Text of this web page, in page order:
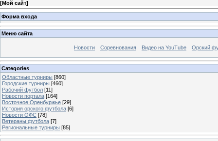
[Мой сайт]
Форма входа
Меню сайта
Новости Соревнования Видео на YouTube Орский
Categories
Областные турниры [860]
Городские турниры [460]
Рабочий футбол [11]
Новости портала [164]
Восточное Оренбуржье [29]
История орского футбола [6]
Новости ОФС [78]
Ветераны футбола [7]
Региональные турниры [85]